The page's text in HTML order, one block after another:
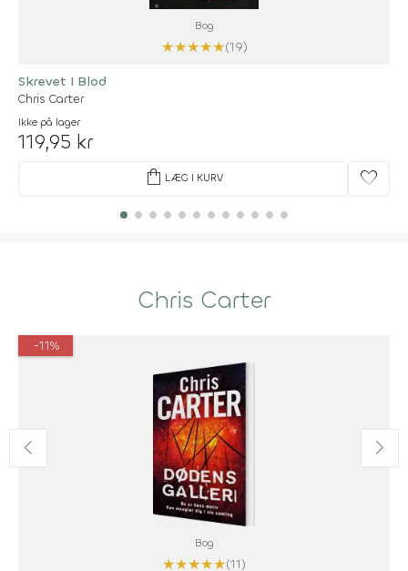
Bog
★★★★★(19)
Skrevet I Blod
Chris Carter
Ikke på lager
119,95 kr
shopping_bag LÆG I KURV favorite
Chris Carter
-11%
Bog
★★★★★(11)